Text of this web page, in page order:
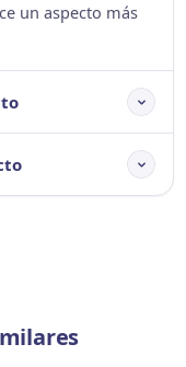
un aspecto más